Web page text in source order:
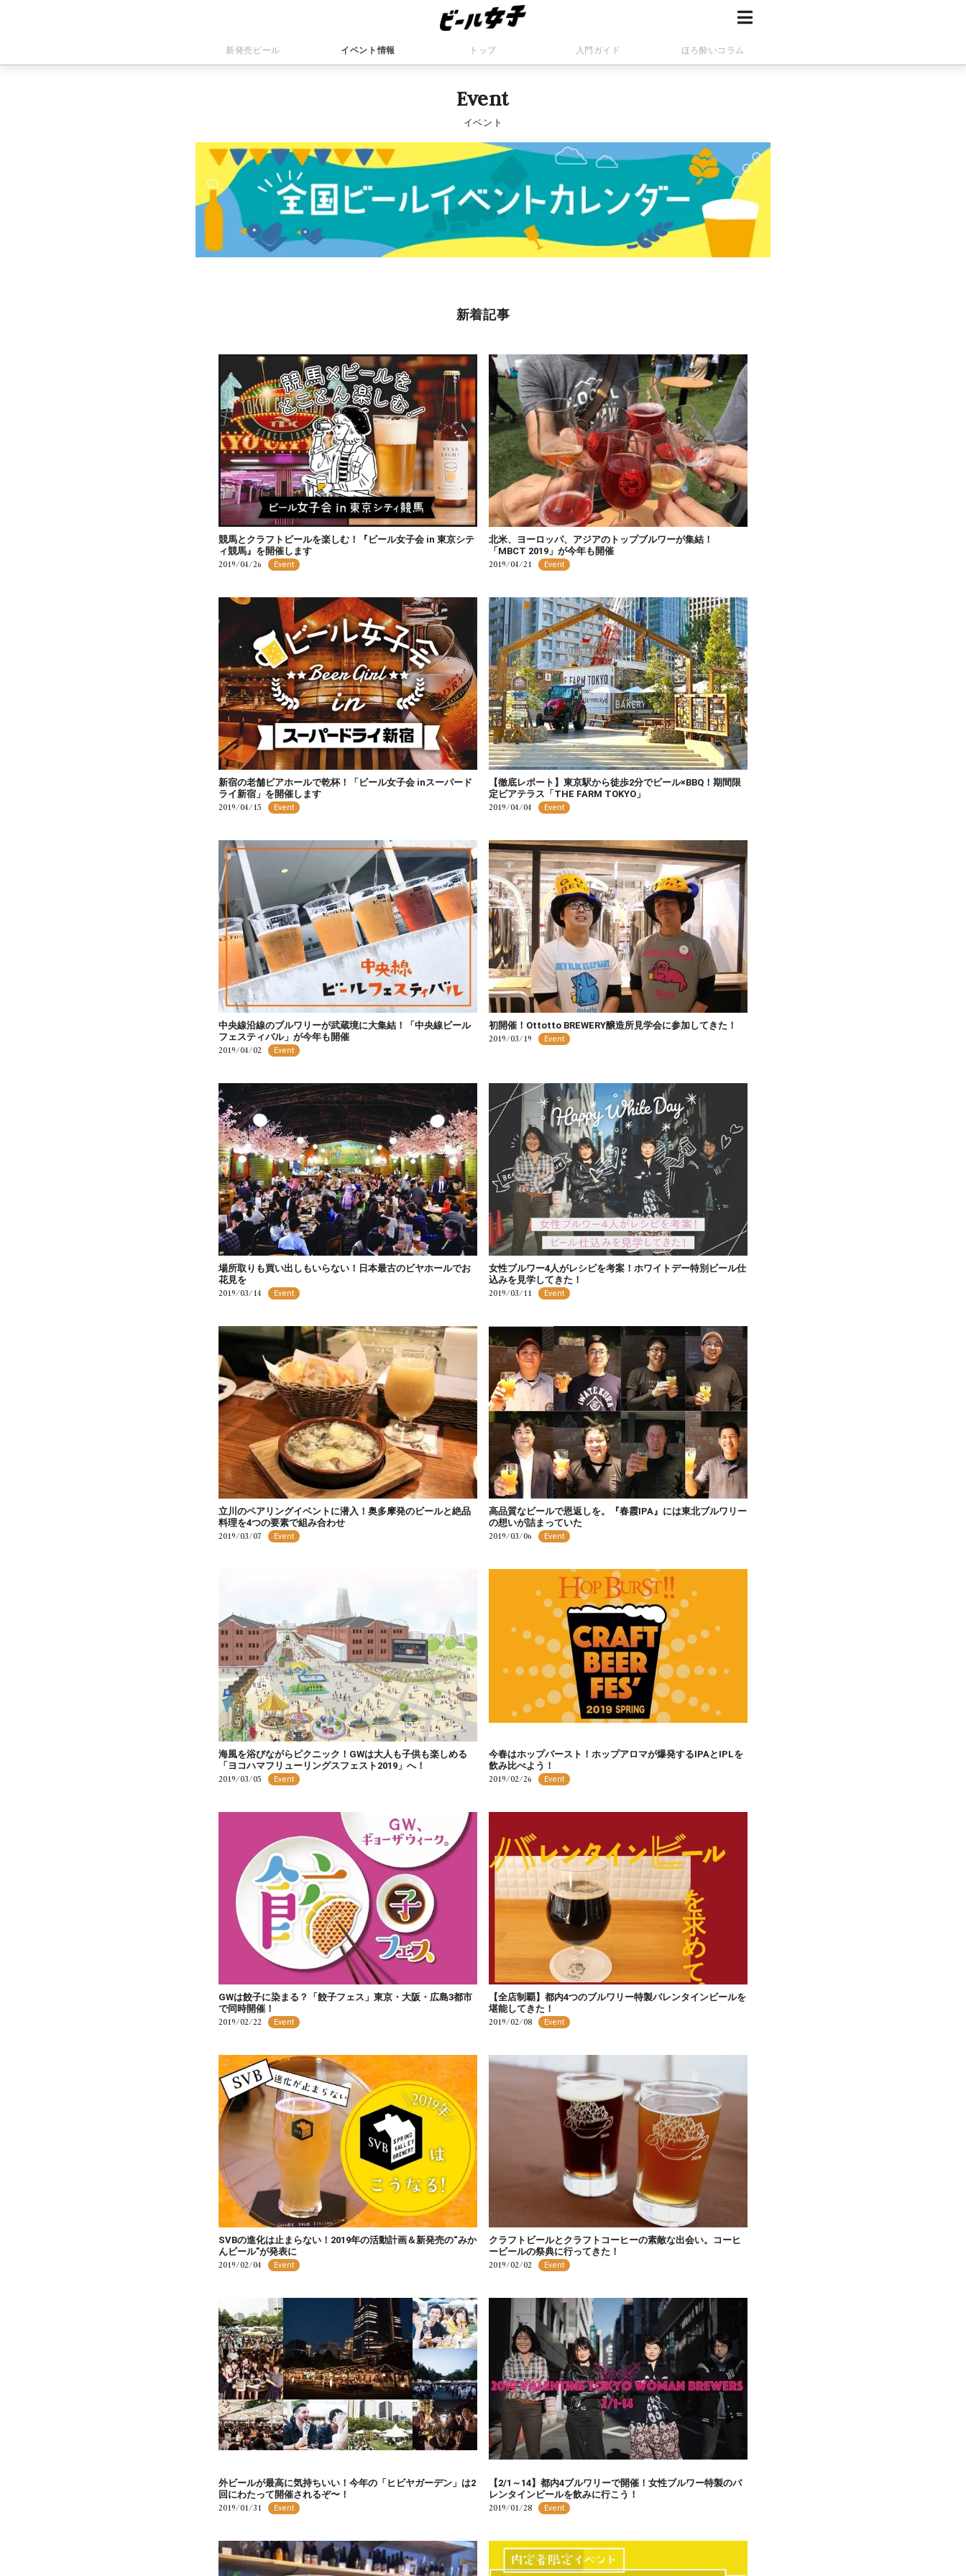
新発売ビール イベント情報 トップ 入門ガイド ほろ酔いコラム
Event
イベント
新着記事
競馬とクラフトビールを楽しむ！『ビール女子会 in 東京シテ
ィ競馬』を開催します
2019/04/26 Event
北米、ヨーロッパ、アジアのトップブルワーが集結！
「MBCT 2019」が今年も開催
2019/04/21 Event
新宿の老舗ビアホールで乾杯！「ビール女子会 inスーパード
ライ新宿」を開催します
2019/04/15 Event
【徹底レポート】東京駅から徒歩2分でビール×BBQ！期間限
定ビアテラス「THE FARM TOKYO」
2019/04/04 Event
中央線沿線のブルワリーが武蔵境に大集結！「中央線ビール
フェスティバル」が今年も開催
2019/04/02 Event
初開催！Ottotto BREWERY醸造所見学会に参加してきた！
2019/03/19 Event
場所取りも買い出しもいらない！日本最古のビヤホールでお
花見を
2019/03/14 Event
女性ブルワー4人がレシピを考案！ホワイトデー特別ビール仕
込みを見学してきた！
2019/03/11 Event
立川のペアリングイベントに潜入！奥多摩発のビールと絶品
料理を4つの要素で組み合わせ
2019/03/07 Event
高品質なビールで恩返しを。『春霞IPA』には東北ブルワリー
の想いが詰まっていた
2019/03/06 Event
海風を浴びながらピクニック！GWは大人も子供も楽しめる
「ヨコハマフリューリングスフェスト2019」へ！
2019/03/05 Event
今春はホップバースト！ホップアロマが爆発するIPAとIPLを
飲み比べよう！
2019/02/26 Event
GWは餃子に染まる？「餃子フェス」東京・大阪・広島3都市
で同時開催！
2019/02/22 Event
【全店制覇】都内4つのブルワリー特製バレンタインビールを
堪能してきた！
2019/02/08 Event
SVBの進化は止まらない！2019年の活動計画＆新発売の“みか
んビール”が発表に
2019/02/04 Event
クラフトビールとクラフトコーヒーの素敵な出会い。コーヒ
ービールの祭典に行ってきた！
2019/02/02 Event
外ビールが最高に気持ちいい！今年の「ヒビヤガーデン」は2
回にわたって開催されるぞ〜！
2019/01/31 Event
【2/1～14】都内4ブルワリーで開催！女性ブルワー特製のバ
レンタインビールを飲みに行こう！
2019/01/28 Event